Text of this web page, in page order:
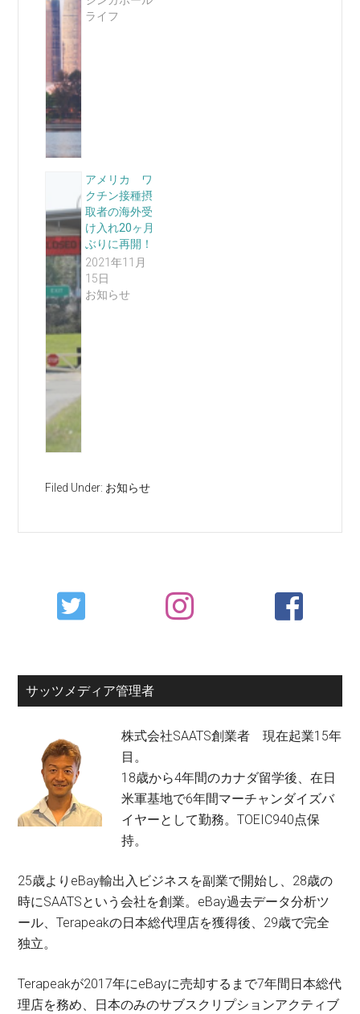
ライフ
アメリカ ワ
クチン接種摂
取者の海外受
け入れ20ヶ月
ぶりに再開！
2021年11月
15日
お知らせ
Filed Under: お知らせ
Primary
Sidebar
サッツメディア管理者
株式会社SAATS創業者 現在起業15年
目。
18歳から4年間のカナダ留学後、在日
米軍基地で6年間マーチャンダイズバ
イヤーとして勤務。TOEIC940点保
持。
25歳よりeBay輸出入ビジネスを副業で開始し、28歳の
時にSAATSという会社を創業。eBay過去データ分析ツ
ール、Terapeakの日本総代理店を獲得後、29歳で完全
独立。
Terapeakが2017年にeBayに売却するまで7年間日本総代
理店を務め、日本のみのサブスクリプションアクティブ